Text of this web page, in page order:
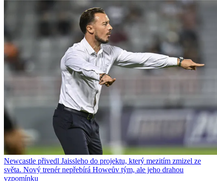
Newcastle přivedl Jaissleho do projektu, který mezitím zmizel ze
světa. Nový trenér nepřebírá Howeův tým, ale jeho drahou
vzpomínku